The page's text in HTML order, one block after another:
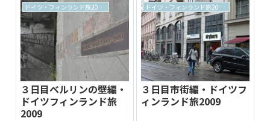
ドイツ・フィンランド旅2009 archive
３日目ベルリンの壁編・
ドイツフィンランド旅
2009
ドイツ・フィンランド旅2009 archive
３日目市街編・ドイツフ
ィンランド旅2009